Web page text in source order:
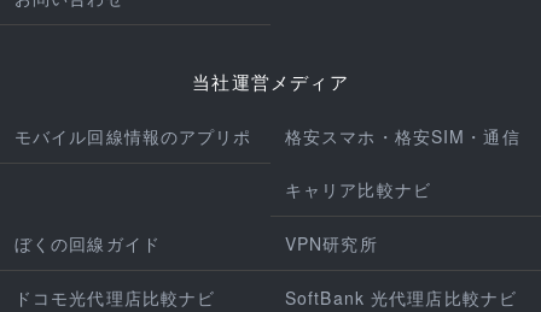
当社運営メディア
モバイル回線情報のアプリポ 格安スマホ・格安SIM・通信
キャリア比較ナビ
ぼくの回線ガイド VPN研究所
ドコモ光代理店比較ナビ SoftBank 光代理店比較ナビ